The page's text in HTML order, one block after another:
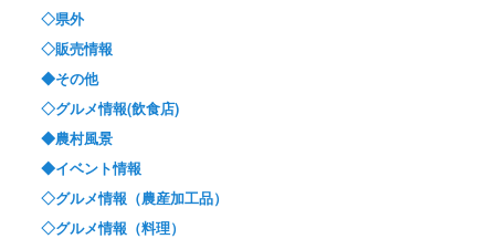
◇県外
◇販売情報
◆その他
◇グルメ情報(飲食店)
◆農村風景
◆イベント情報
◇グルメ情報（農産加工品）
◇グルメ情報（料理）